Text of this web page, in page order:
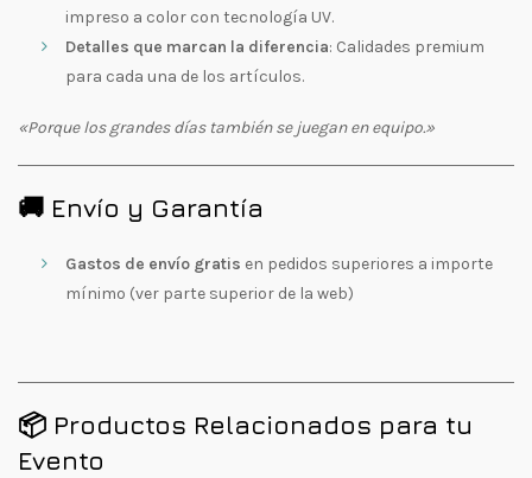
impreso a color con tecnología UV.
Detalles que marcan la diferencia: Calidades premium
para cada una de los artículos.
«Porque los grandes días también se juegan en equipo.»
🚚 Envío y Garantía
Gastos de envío gratis en pedidos superiores a importe
mínimo (ver parte superior de la web)
📦 Productos Relacionados para tu
Evento